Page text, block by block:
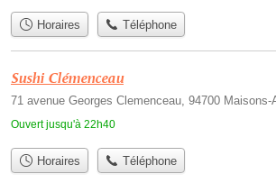
Horaires Téléphone
Sushi Clémenceau
71 avenue Georges Clemenceau, 94700 Maisons-
Ouvert jusqu'à 22h40
Horaires Téléphone